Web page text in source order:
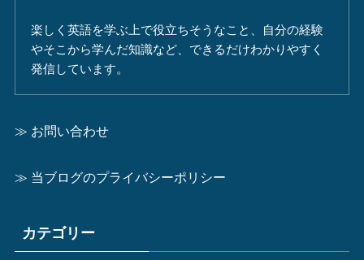
楽しく英語を学ぶ上で役立ちそうなこと、自分の経験
やそこから学んだ知識など、できるだけわかりやすく
発信しています。
≫ お問い合わせ
≫ 当ブログのプライバシーポリシー
カテゴリー